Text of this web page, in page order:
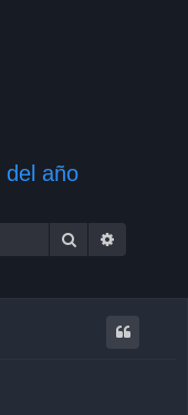
del año
Search